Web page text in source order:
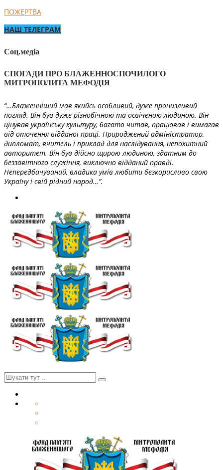
ПОЖЕРТВА
НАШ ТЕЛЕГРАМ
Соц.медіа
СПОГАДИ ПРО БЛАЖЕННОСПОЧИЛОГО
МИТРОПОЛИТА МЕФОДІЯ
“…Блаженніший мав якийсь особливий, дуже пронизливий
погляд. Він був дуже різнобічною та освіченою людиною. Він
цінував українську культуру, багато читав, працював і вимагав
від оточення відданої праці. Природжений адміністратор,
дипломат, вчитель і приклад для наслідування, непохитний
авторитет. Він був дійсно щирою людиною, здатним до
беззавітного служіння, виключно відданий правді.
Непередбачуваний, владика умів любити безкорисливо свою
Україну і свій рідний народ…”.